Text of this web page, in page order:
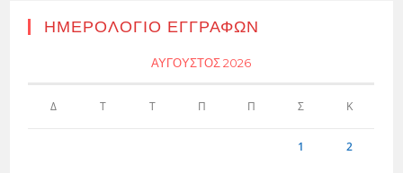
ΗΜΕΡΟΛΌΓΙΟ ΕΓΓΡΑΦΏΝ
ΑΎΓΟΥΣΤΟΣ 2026
Δ Τ Τ Π Π Σ Κ
1 2